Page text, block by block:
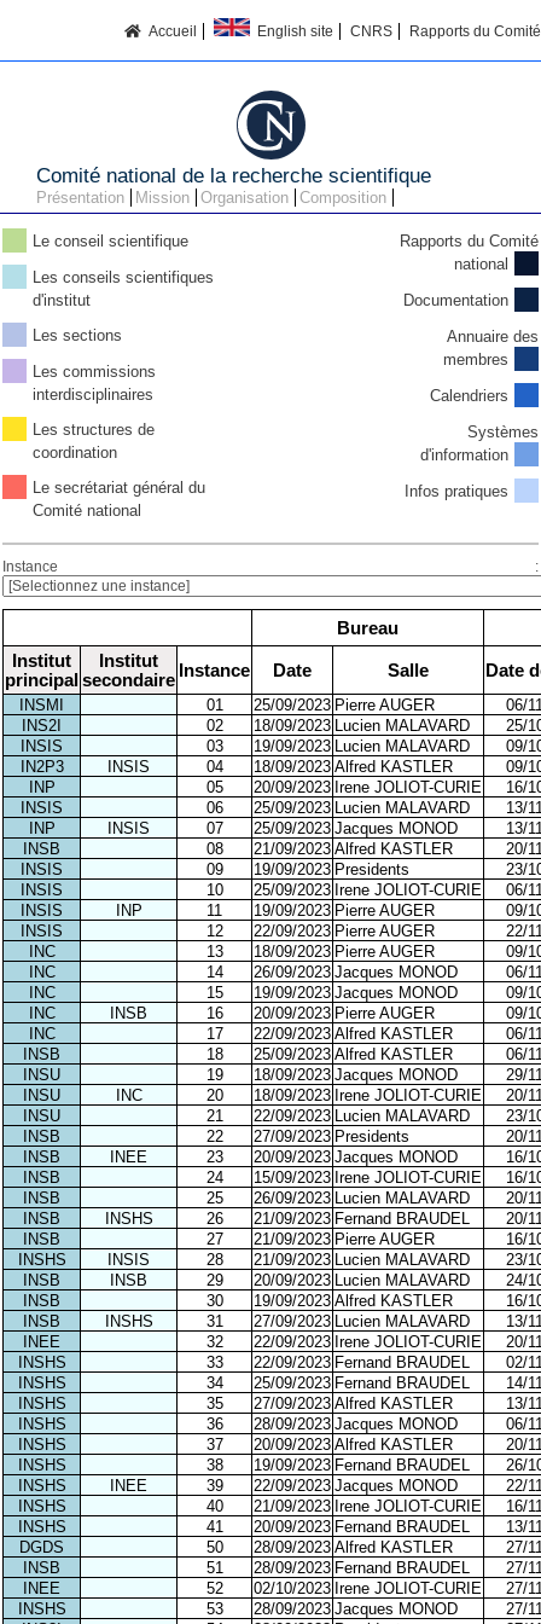
Accueil English site CNRS Rapports du
Comité national de la recherche scientifique
Présentation Mission Organisation Composition
Le conseil scientifique
Les conseils scientifiques
d'institut
Les sections
Les commissions
interdisciplinaires
Les structures de
coordination
Le secrétariat général du
Comité national
Rapports du Comité
national
Documentation
Annuaire des
membres
Calendriers
Systèmes
d'information
Infos pratiques
Instance :
Bureau
Institut
principal
Institut
secondaire Instance Date Salle Date
INSMI 01 25/09/2023 Pierre AUGER
06/
INS2I
02 18/09/2023 Lucien MALAVARD
25/
INSIS
03 19/09/2023 Lucien MALAVARD
09/
IN2P3
INSIS 04 18/09/2023 Alfred KASTLER
09/
INP
05 20/09/2023 Irene JOLIOT-CURIE
16/
INSIS
06 25/09/2023 Lucien MALAVARD
13/
INP
INSIS 07 25/09/2023 Jacques MONOD
13/
INSB
08 21/09/2023 Alfred KASTLER
20/
INSIS
09 19/09/2023 Presidents
23/
INSIS
10 25/09/2023 Irene JOLIOT-CURIE
06/
INSIS
INP 11 19/09/2023 Pierre AUGER
09/
INSIS
12 22/09/2023 Pierre AUGER
22/
INC
13 18/09/2023 Pierre AUGER
09/
INC
14 26/09/2023 Jacques MONOD
06/
INC
15 19/09/2023 Jacques MONOD
09/
INC
INSB 16 20/09/2023 Pierre AUGER
09/
INC
17 22/09/2023 Alfred KASTLER
06/
INSB
18 25/09/2023 Alfred KASTLER
06/
INSU
19 18/09/2023 Jacques MONOD
29/
INSU
INC 20 18/09/2023 Irene JOLIOT-CURIE
20/
INSU
21 22/09/2023 Lucien MALAVARD
23/
INSB
22 27/09/2023 Presidents
20/
INSB
INEE 23 20/09/2023 Jacques MONOD
16/
INSB
24 15/09/2023 Irene JOLIOT-CURIE
16/
INSB
25 26/09/2023 Lucien MALAVARD
20/
INSB
INSHS 26 21/09/2023 Fernand BRAUDEL
20/
INSB
27 21/09/2023 Pierre AUGER
16/
INSHS
INSIS 28 21/09/2023 Lucien MALAVARD
23/
INSB
INSB 29 20/09/2023 Lucien MALAVARD
24/
INSB
30 19/09/2023 Alfred KASTLER
16/
INSB
INSHS 31 27/09/2023 Lucien MALAVARD
13/
INEE
32 22/09/2023 Irene JOLIOT-CURIE
20/
INSHS
33 22/09/2023 Fernand BRAUDEL
02/
INSHS
34 25/09/2023 Fernand BRAUDEL
14/
INSHS
35 27/09/2023 Alfred KASTLER
13/
INSHS
36 28/09/2023 Jacques MONOD
06/
INSHS
37 20/09/2023 Alfred KASTLER
20/
INSHS
38 19/09/2023 Fernand BRAUDEL
26/
INSHS
INEE 39 22/09/2023 Jacques MONOD
22/
INSHS
40 21/09/2023 Irene JOLIOT-CURIE
16/
INSHS
41 20/09/2023 Fernand BRAUDEL
13/
DGDS
50 28/09/2023 Alfred KASTLER
27/
INSB
51 28/09/2023 Fernand BRAUDEL
27/
INEE
52 02/10/2023 Irene JOLIOT-CURIE
27/
INSHS
53 28/09/2023 Jacques MONOD
27/